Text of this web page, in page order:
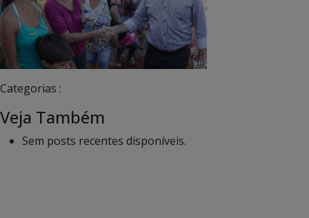
Categorias :
Veja Também
Sem posts recentes disponíveis.